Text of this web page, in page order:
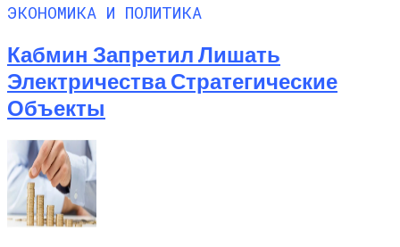
ЭКОНОМИКА И ПОЛИТИКА
Кабмин Запретил Лишать
Электричества Стратегические
Объекты